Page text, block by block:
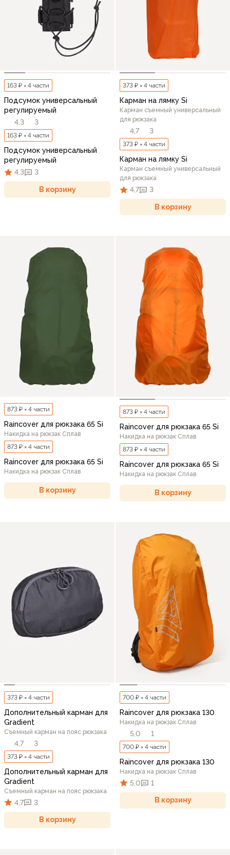
163 ₽ × 4 части
Подсумок универсальный
регулируемый
4,3
3
163 ₽ × 4 части
Подсумок универсальный
регулируемый
4,3
3
В корзину
373 ₽ × 4 части
Карман на лямку Si
Карман съемный универсальный
для рюкзака
4,7 3
373 ₽ × 4 части
Карман на лямку Si
Карман съемный универсальный
для рюкзака
4,7 3
В корзину
873 ₽ × 4 части
Raincover для рюкзака 65 Si
Накидка на рюкзак Сплав
873 ₽ × 4 части
Raincover для рюкзака 65 Si
Накидка на рюкзак Сплав
В корзину
873 ₽ × 4 части
Raincover для рюкзака 65 Si
Накидка на рюкзак Сплав
873 ₽ × 4 части
Raincover для рюкзака 65 Si
Накидка на рюкзак Сплав
В корзину
373 ₽ × 4 части
Дополнительный карман для
Gradient
Съемный карман на пояс рюкзака
4,7 3
373 ₽ × 4 части
Дополнительный карман для
Gradient
Съемный карман на пояс рюкзака
4,7 3
В корзину
700 ₽ × 4 части
Raincover для рюкзака 130
Накидка на рюкзак Сплав
5,0 1
700 ₽ × 4 части
Raincover для рюкзака 130
Накидка на рюкзак Сплав
5,0 1
В корзину